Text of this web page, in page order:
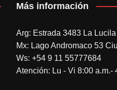
Más información
Arg: Estrada 3483 La
Mx: Lago Andromaco 53
Ws: +54 9 11 55777684
Atención: Lu - Vi 8:00 a.m.-